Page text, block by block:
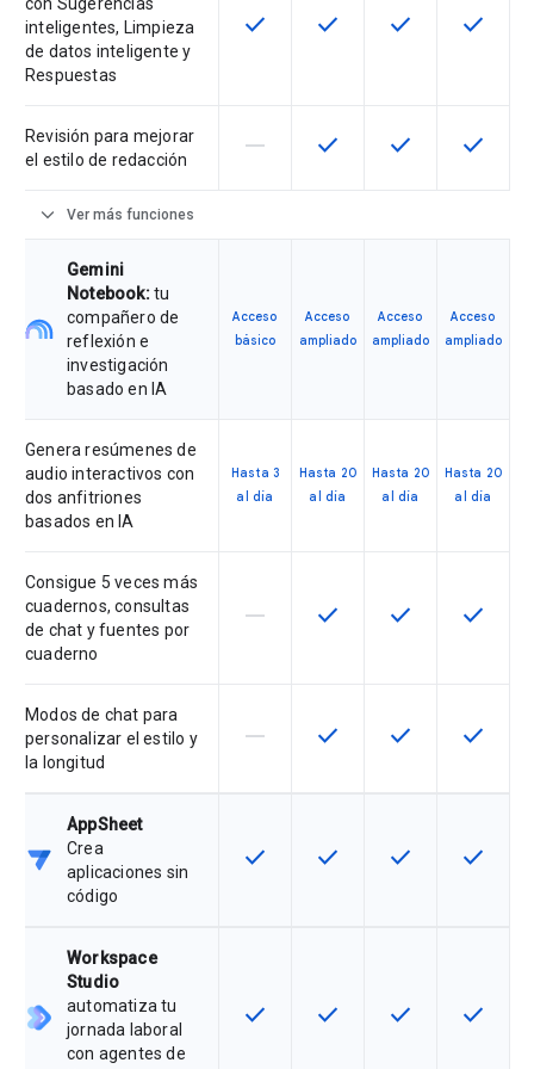
con Sugerencias
inteligentes, Limpieza
de datos inteligente y
Respuestas
Esta función está disponible para
check Esta función está
check Esta función
check Esta
check
Revisión para mejorar
el estilo de redacción
Esta función no es compatible con
horizontal_rule Esta función está
check Esta función
check Esta
check
expand_more Ver más funciones
Gemini
Notebook:tu
compañero de
reflexión e
investigación
basado en IA
Acceso
básico
Acceso
ampliado
Acceso
ampliado
Acceso
ampliado
Genera resúmenes de
audio interactivos con
dos anfitriones
basados en IA
Hasta 3
al día
Hasta 20
al día
Hasta 20
al día
Hasta 20
al día
Consigue 5 veces más
cuadernos, consultas
de chat y fuentes por
cuaderno
Esta función no es compatible con
horizontal_rule Esta función está
check Esta función
check Esta
check
Modos de chat para
personalizar el estilo y
la longitud
Esta función no es compatible con
horizontal_rule Esta función está
check Esta función
check Esta
check
AppSheet
Crea
aplicaciones sin
código
Esta función está disponible para
check Esta función está
check Esta función
check Esta
check
Workspace
Studio
automatiza tu
jornada laboral
con agentes de
Esta función está disponible para
check Esta función está
check Esta función
check Esta
check